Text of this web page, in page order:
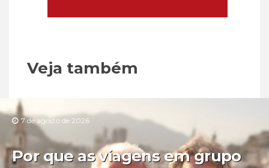
Veja também
7 de agosto de 2026
Por que as viagens em grupo